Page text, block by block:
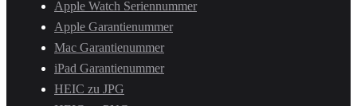
Apple Watch Seriennummer
Apple Garantienummer
Mac Garantienummer
iPad Garantienummer
HEIC zu JPG